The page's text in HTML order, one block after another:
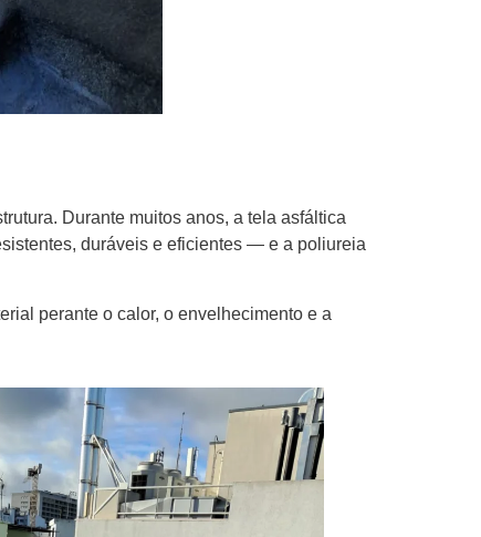
Durante muitos anos, a tela asfáltica
duráveis e eficientes — e a poliureia
perante o calor, o envelhecimento e a